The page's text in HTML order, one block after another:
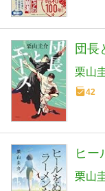
団長
栗山
42
ヒー
栗山